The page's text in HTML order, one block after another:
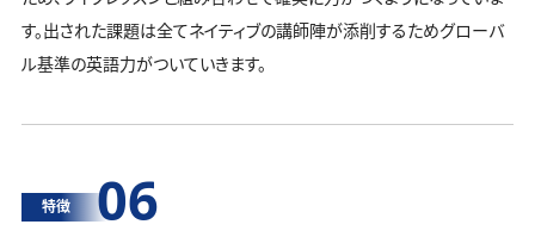
す。出された課題は全てネイティブの講師陣が添削するためグローバ
ル基準の英語力がついていきます。
特徴 06